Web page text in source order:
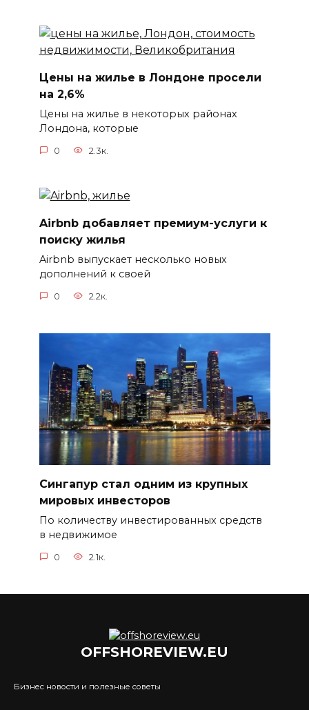
Цены на жилье в Лондоне просели
на 2,6%
Цены на жилье в некоторых районах
Лондона, которые
0 2.3к.
Airbnb добавляет премиум-услуги к
поиску жилья
Airbnb выпускает несколько новых
дополнений к своей
0 2.2к.
Сингапур стал одним из крупных
мировых инвесторов
По количеству инвестированных средств
в недвижимое
0 2.1к.
OFFSHOREVIEW.EU
Бизнес новости и полезные советы